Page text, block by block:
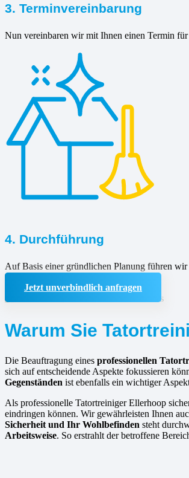
3. Terminvereinbarung
Nun vereinbaren wir mit Ihnen einen Termin
4. Durchführung
Auf Basis einer gründlichen Planung führen
Jetzt unverbindlich anfragen
Warum Sie
Die Beauftragung eines professionellen
sich auf entscheidende Aspekte fokussieren
Gegenständen ist ebenfalls ein wichtiger
Als professionelle Tatortreiniger Ellerhoop
eindringen können. Wir gewährleisten Ihnen
Sicherheit und Ihr Wohlbefinden steht
Arbeitsweise. So erstrahlt der betroffene